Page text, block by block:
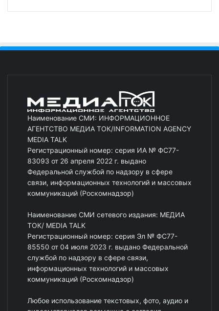
Наименование СМИ: ИНФОРМАЦИОННОЕ
АГЕНТСТВО МЕДИА ТОК/INFORMATION AGENCY
MEDIA TALK
Регистрационный номер: серия ИА № ФС77-
83093 от 26 апреля 2022 г. выдано
Федеральной службой по надзору в сфере
связи, информационных технологий и массовых
коммуникаций (Роскомнадзор)
Наименование СМИ сетевого издания: МЕДИА
ТОК/ MEDIA TALK
Регистрационный номер: серия Эл № ФС77-
85550 от 04 июля 2023 г. выдано Федеральной
службой по надзору в сфере связи,
информационных технологий и массовых
коммуникаций (Роскомнадзор)
Любое использование текстовых, фото, аудио и